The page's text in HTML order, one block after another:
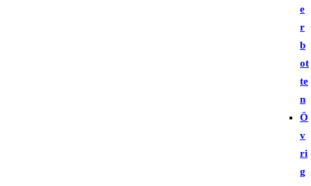
e
r
b
ot
te
n
Ö
v
ri
g